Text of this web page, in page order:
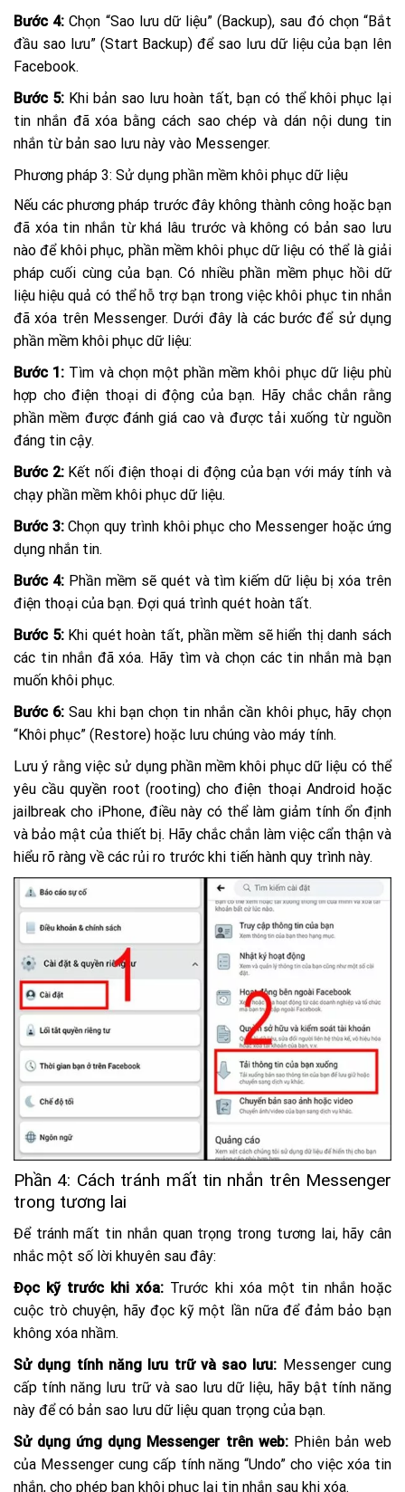
Bước 4: Chọn “Sao lưu dữ liệu” (Backup), sau đó chọn “Bắt
đầu sao lưu” (Start Backup) để sao lưu dữ liệu của bạn lên
Facebook.
Bước 5: Khi bản sao lưu hoàn tất, bạn có thể khôi phục lại
tin nhắn đã xóa bằng cách sao chép và dán nội dung tin
nhắn từ bản sao lưu này vào Messenger.
Phương pháp 3: Sử dụng phần mềm khôi phục dữ liệu
Nếu các phương pháp trước đây không thành công hoặc bạn
đã xóa tin nhắn từ khá lâu trước và không có bản sao lưu
nào để khôi phục, phần mềm khôi phục dữ liệu có thể là giải
pháp cuối cùng của bạn. Có nhiều phần mềm phục hồi dữ
liệu hiệu quả có thể hỗ trợ bạn trong việc khôi phục tin nhắn
đã xóa trên Messenger. Dưới đây là các bước để sử dụng
phần mềm khôi phục dữ liệu:
Bước 1: Tìm và chọn một phần mềm khôi phục dữ liệu phù
hợp cho điện thoại di động của bạn. Hãy chắc chắn rằng
phần mềm được đánh giá cao và được tải xuống từ nguồn
đáng tin cậy.
Bước 2:Kết nối điện thoại di động của bạn với máy tính và
chạy phần mềm khôi phục dữ liệu.
Bước 3:Chọn quy trình khôi phục cho Messenger hoặc ứng
dụng nhắn tin.
Bước 4:Phần mềm sẽ quét và tìm kiếm dữ liệu bị xóa trên
điện thoại của bạn. Đợi quá trình quét hoàn tất.
Bước 5:Khi quét hoàn tất, phần mềm sẽ hiển thị danh sách
các tin nhắn đã xóa. Hãy tìm và chọn các tin nhắn mà bạn
muốn khôi phục.
Bước 6: Sau khi bạn chọn tin nhắn cần khôi phục, hãy chọn
“Khôi phục” (Restore) hoặc lưu chúng vào máy tính.
Lưu ý rằng việc sử dụng phần mềm khôi phục dữ liệu có thể
yêu cầu quyền root (rooting) cho điện thoại Android hoặc
jailbreak cho iPhone, điều này có thể làm giảm tính ổn định
và bảo mật của thiết bị. Hãy chắc chắn làm việc cẩn thận và
hiểu rõ ràng về các rủi ro trước khi tiến hành quy trình này.
Phần 4: Cách tránh mất tin nhắn trên Messenger
trong tương lai
Để tránh mất tin nhắn quan trọng trong tương lai, hãy cân
nhắc một số lời khuyên sau đây:
Đọc kỹ trước khi xóa: Trước khi xóa một tin nhắn hoặc
cuộc trò chuyện, hãy đọc kỹ một lần nữa để đảm bảo bạn
không xóa nhầm.
Sử dụng tính năng lưu trữ và sao lưu: Messenger cung
cấp tính năng lưu trữ và sao lưu dữ liệu, hãy bật tính năng
này để có bản sao lưu dữ liệu quan trọng của bạn.
Sử dụng ứng dụng Messenger trên web: Phiên bản web
của Messenger cung cấp tính năng “Undo” cho việc xóa tin
nhắn, cho phép bạn khôi phục lại tin nhắn sau khi xóa.